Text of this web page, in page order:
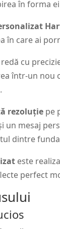
în forma
în care ai
redă cu
într-un
rezoluție pe
un mesaj
dintre
este
perfect